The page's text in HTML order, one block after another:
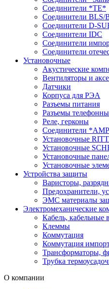
Соединители *TE*
Соединители BLS/
Соединители D-
Соединители IDC
Соединители
Соединители
Установочные
Акустические
Вентиляторы и
Датчики
Корпуса для РЭА
Разъемы питания
Разъемы
Реле, герконы
Соединители
Установочные
Установочные
Установочные
Установочные
Устройства защиты
Варисторы,
Предохранители,
ЭМС материалы
Электромеханические
Кабель, кабельные
Клеммы
Коммутация
Коммутация
Трансформаторы,
Трубка
О компании